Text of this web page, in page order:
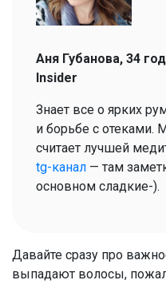
Аня Губанова, 34
Insider
Знает все о ярких
и борьбе с отеками.
считает лучшей
tg-канал — там
основном сладкие-).
Давайте сразу про
выпадают волосы,